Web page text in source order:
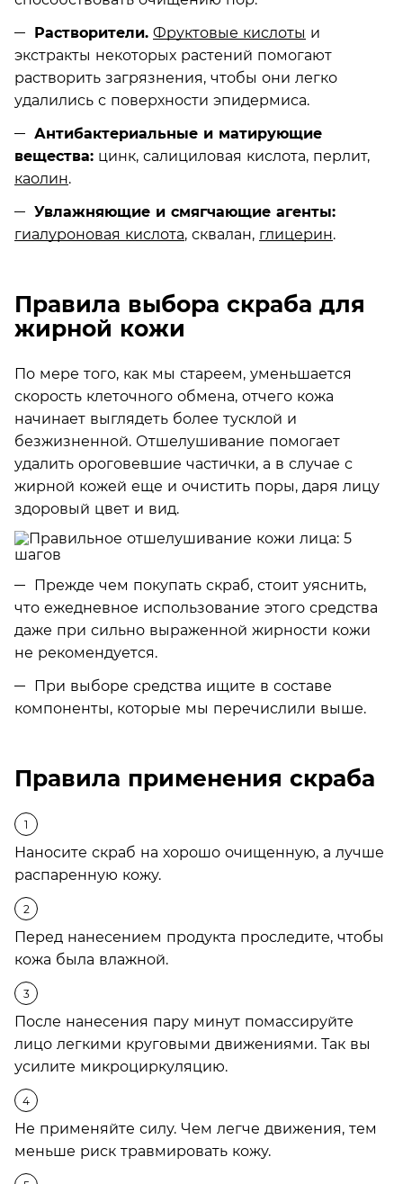
Растворители. Фруктовые кислоты и
экстракты некоторых растений помогают
растворить загрязнения, чтобы они легко
удалились с поверхности эпидермиса.
Антибактериальные и матирующие
вещества: цинк, салициловая кислота, перлит,
каолин.
Увлажняющие и смягчающие агенты:
гиалуроновая кислота, сквалан, глицерин.
Правила выбора скраба для
жирной кожи
По мере того, как мы стареем, уменьшается
скорость клеточного обмена, отчего кожа
начинает выглядеть более тусклой и
безжизненной. Отшелушивание помогает
удалить ороговевшие частички, а в случае с
жирной кожей еще и очистить поры, даря лицу
здоровый цвет и вид.
Прежде чем покупать скраб, стоит уяснить,
что ежедневное использование этого средства
даже при сильно выраженной жирности кожи
не рекомендуется.
При выборе средства ищите в составе
компоненты, которые мы перечислили выше.
Правила применения скраба
Наносите скраб на хорошо очищенную, а лучше
распаренную кожу.
Перед нанесением продукта проследите, чтобы
кожа была влажной.
После нанесения пару минут помассируйте
лицо легкими круговыми движениями. Так вы
усилите микроциркуляцию.
Не применяйте силу. Чем легче движения, тем
меньше риск травмировать кожу.